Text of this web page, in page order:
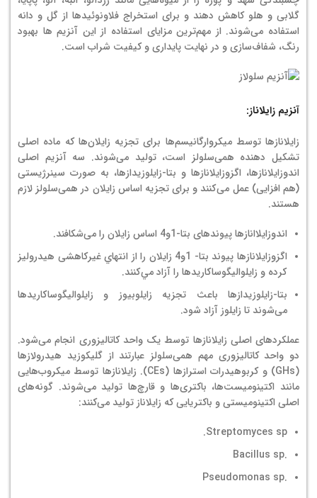
گلابی و هلو کاهش دهند و برای استخراج فلاونوئیدها از گل و دانه
استفاده می‌شوند. از مهم‌ترین مزایای استفاده از این آنزیم ها بهبود
رنگ، شفاف‌سازی و در نهایت پایداری و کیفیت شراب است.
آنزیم زایلاناز:
زایلانازها توسط میکروارگانیسم‌ها برای تجزیه زایلان‌ها که ماده اصلی
تشکیل دهنده همی‌سلولز است، تولید می‌شوند. سه آنزیم اصلی
اندوزایلانازها، اگزوزایلانازها و بتا-زایلوزیدازها، به صورت سینرژیستی
(هم افزایی) عمل می‌كنند و برای تجزیه اساس زایلان در همی‌سلولز لازم
هستند.
اندوزایلاانازها پیوندهای بتا-1و4 اساس زایلان را می‌شکافند.
اگزوزايلانازها پیوند بتا- 1و4 زايلان را از انتهاي غيركاهشی هيدروليز
كرده و زايلواليگوساكاريدها را آزاد مي‌كنند.
بتا-زایلوزیدازها باعث تجزیه زایلوبیوز و زايلواليگوساكاريدها
می‌شوند تا زایلوز آزاد شود.
عملکردهای اصلی زایلانازها توسط یک واحد کاتالیزوری انجام می‌شود.
دو واحد کاتالیزوری مهم همی‌سلولز عبارتند از گلیکوزید هیدرولازها
(GHs) و کربوهیدرات استرازها (CEs). زایلانازها توسط میکروب‌هایی
مانند اکتینومیست‌ها، باکتری‌ها و قارچ‌ها تولید می‌شوند. گونه‌های
اصلی اکتینومیستی و باکتریایی که زایلاناز تولید می‌کنند:
Streptomyces sp.
.Bacillus sp
.Pseudomonas sp